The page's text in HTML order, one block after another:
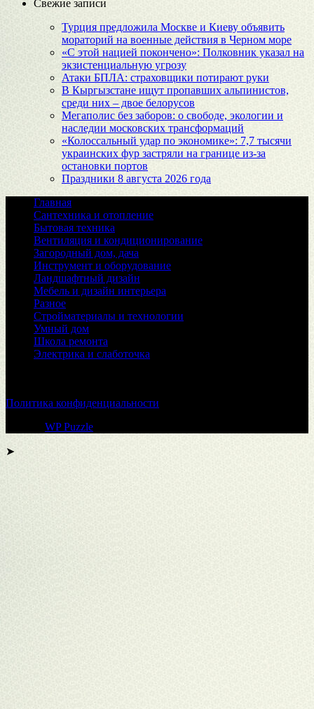
Свежие записи
Турция предложила Москве и Киеву объявить
мораторий на военные действия в Черном море
«С этой нацией покончено»: Полковник указал на
экзистенциальную угрозу
Атаки БПЛА: страховщики потирают руки
В Кыргызстане ищут пропавших альпинистов,
среди них – двое белорусов
Мегаполис без заборов: о свободе, экологии и
наследии московских трансформаций
«Колоссальный удар по экономике»: 7,7 тысячи
украинских фур застряли на границе из-за
остановки портов
Праздники 8 августа 2026 года
Главная
Сантехника и отопление
Бытовая техника
Вентиляция и кондиционирование
Загородный дом, дача
Инструмент и оборудование
Ландшафтный дизайн
Мебель и дизайн интерьера
Разное
Стройматериалы и технологии
Умный дом
Школа ремонта
Электрика и слаботочка
Политика конфиденциальности
WP Puzzle
➤